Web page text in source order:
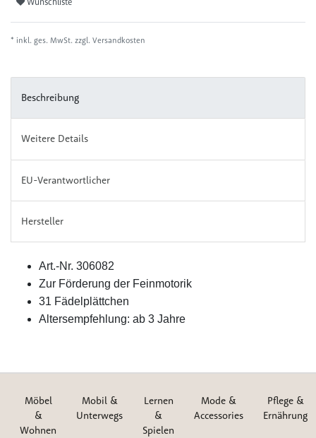
* inkl. ges. MwSt. zzgl. Versandkosten
Beschreibung
Weitere Details
EU-Verantwortlicher
Hersteller
Art.-Nr. 306082
Zur Förderung der Feinmotorik
31 Fädelplättchen
Altersempfehlung: ab 3 Jahre
Möbel
&
Wohnen
Mobil &
Unterwegs
Lernen
&
Spielen
Mode &
Accessories
Pflege &
Ernährung